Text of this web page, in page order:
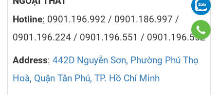
Hotline: 0901.196.992 / 0901.186.997 /
0901.196.224 / 0901.196.551 / 0901.196.552
Address: 442D Nguyễn Sơn, Phường Phú Thọ
Hoà, Quận Tân Phú, TP. Hồ Chí Minh